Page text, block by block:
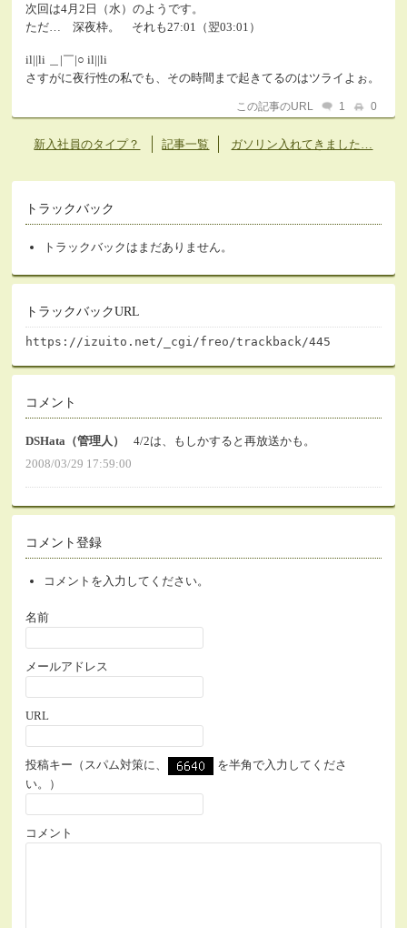
次回は4月2日（水）のようです。
ただ… 深夜枠。 それも27:01（翌03:01）
il||li ＿|￣|○ il||li
さすがに夜行性の私でも、その時間まで起きてるのはツライよぉ。
この記事のURL 1 0
新入社員のタイプ？ 記事一覧 ガソリン入れてきました…
トラックバック
トラックバックはまだありません。
トラックバックURL
https://izuito.net/_cgi/freo/trackback/445
コメント
DSHata（管理人）
4/2は、もしかすると再放送かも。
2008/03/29 17:59:00
コメント登録
コメントを入力してください。
名前
メールアドレス
URL
投稿キー（スパム対策に、
を半角で入力してくださ
い。）
コメント